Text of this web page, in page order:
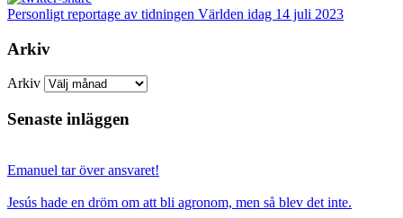
Personligt reportage av tidningen Världen idag 14 juli 2023
Arkiv
Arkiv
Senaste inläggen
Emanuel tar över ansvaret!
Jesús hade en dröm om att bli agronom, men så blev det inte.